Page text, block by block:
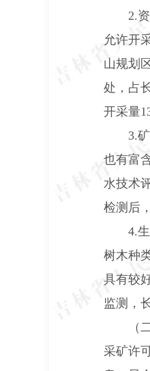
2.
允许开
山规划
处，占
开采量
3.
也有富
水技术
检测后
4.
树木种
具有较
监测，
（
采矿许